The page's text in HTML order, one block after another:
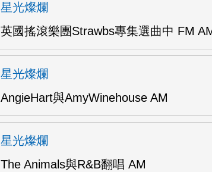
星光燦爛
英國搖滾樂團Strawbs專集選曲中 FM
星光燦爛
AngieHart與AmyWinehouse AM
星光燦爛
The Animals與R&B翻唱 AM